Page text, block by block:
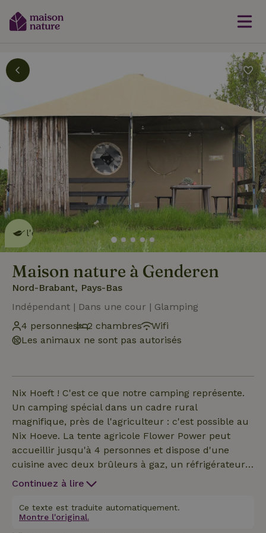
Cette Maison Nature fait de
l'effeten savoir plus
Maison nature à Genderen
Nord-Brabant, Pays-Bas
Indépendant | Dans une cour | Glamping
4 personnes
2 chambres
Wifi
Les animaux ne sont pas autorisés
Nix Hoeft ! C'est ce que notre camping représente.
Un camping spécial dans un cadre rural
magnifique, près de l'agriculteur : c'est possible au
Nix Hoeve. La tente agricole Flower Power peut
accueillir jusqu'à 4 personnes et dispose d'une
cuisine avec deux brûleurs à gaz, un réfrigérateur
avec compartiment congélateur, une table à
ustensiles de cuisine, de la vaisselle et des couverts.
Il y a deux chambres à coucher séparées, chacune
Continuez à lire
Ce texte est traduite automatiquement.
Montre l'original.